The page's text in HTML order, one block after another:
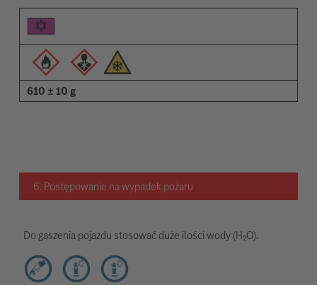
610 ± 10 g
6. Postępowanie na wypadek pożaru
Do gaszenia pojazdu stosować duże ilości wody (H₂O).